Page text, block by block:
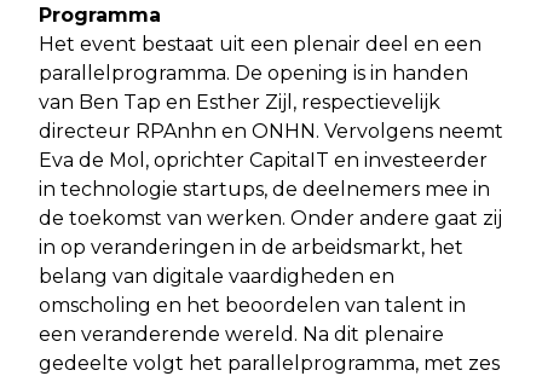
Programma
Het event bestaat uit een plenair deel en een
parallelprogramma. De opening is in handen
van Ben Tap en Esther Zijl, respectievelijk
directeur RPAnhn en ONHN. Vervolgens neemt
Eva de Mol, oprichter CapitaIT en investeerder
in technologie startups, de deelnemers mee in
de toekomst van werken. Onder andere gaat zij
in op veranderingen in de arbeidsmarkt, het
belang van digitale vaardigheden en
omscholing en het beoordelen van talent in
een veranderende wereld. Na dit plenaire
gedeelte volgt het parallelprogramma, met zes